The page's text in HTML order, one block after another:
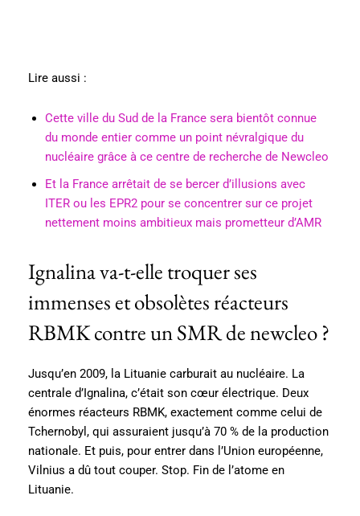
Lire aussi :
Cette ville du Sud de la France sera bientôt connue
du monde entier comme un point névralgique du
nucléaire grâce à ce centre de recherche de Newcleo
Et la France arrêtait de se bercer d’illusions avec
ITER ou les EPR2 pour se concentrer sur ce projet
nettement moins ambitieux mais prometteur d’AMR
Ignalina va-t-elle troquer ses
immenses et obsolètes réacteurs
RBMK contre un SMR de newcleo ?
Jusqu’en 2009, la Lituanie carburait au nucléaire. La
centrale d’Ignalina, c’était son cœur électrique. Deux
énormes réacteurs RBMK, exactement comme celui de
Tchernobyl, qui assuraient jusqu’à 70 % de la production
nationale. Et puis, pour entrer dans l’Union européenne,
Vilnius a dû tout couper. Stop. Fin de l’atome en
Lituanie.